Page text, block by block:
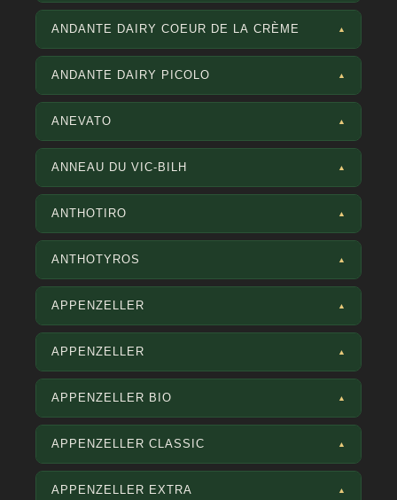
ANDANTE DAIRY COEUR DE LA CRÈME ▲
ANDANTE DAIRY PICOLO ▲
ANEVATO ▲
ANNEAU DU VIC-BILH ▲
ANTHOTIRO ▲
ANTHOTYROS ▲
APPENZELLER ▲
APPENZELLER ▲
APPENZELLER BIO ▲
APPENZELLER CLASSIC ▲
APPENZELLER EXTRA ▲